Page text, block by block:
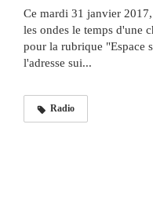
Ce mardi 31 janvier
les ondes le temps d'une
pour la rubrique "Espace
l'adresse sui...
Radio